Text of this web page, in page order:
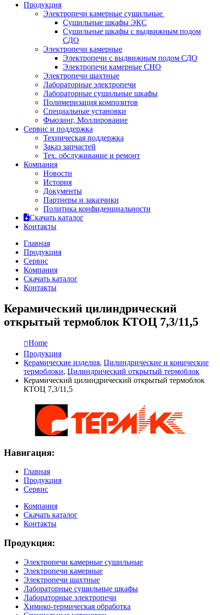
Продукция
Электропечи камерные сушильные
Сушильные шкафы ЭКС
Сушильные шкафы с выдвижным подом
СДО
Электропечи камерные
Электропечи с выдвижным подом СДО
Электропечи камерные СНО
Электропечи шахтные
Лабораторные электропечи
Лабораторные сушильные шкафы
Полимеризация композитов
Специальные установки
Фьюзинг, Моллирование
Сервис и поддержка
Техническая поддержка
Заказ запчастей
Тех. обслуживание и ремонт
Компания
Новости
История
Документы
Партнеры и заказчики
Политика конфиденциальности
Скачать каталог
Контакты
Главная
Продукция
Сервис
Компания
Скачать каталог
Контакты
Керамический цилиндрический
открытый термоблок КТОЦ 7,3/11,5
Home
Продукция
Керамические изделия, Цилиндрические и конические
термоблоки, Цилиндрический открытый термоблок
Керамический цилиндрический открытый термоблок
КТОЦ 7,3/11,5
Навигация:
Главная
Продукция
Сервис
Компания
Скачать каталог
Контакты
Продукция:
Электропечи камерные сушильные
Электропечи камерные
Электропечи шахтные
Лабораторные сушильные шкафы
Лабораторные электропечи
Химико-термическая обработка